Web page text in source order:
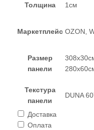
Толщина 1см
Маркетплейс OZON,
Размер
панели
Текстура
панели
DUNA
Доставка
Оплата